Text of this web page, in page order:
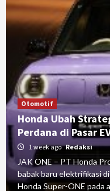
Otomotif
Honda Ubah
Perdana di Pasar
1 week ago Redaksi
JAK ONE – PT Honda
babak baru elektrifikasi
Honda Super-ONE pada